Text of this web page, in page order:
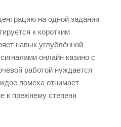
на одной задании
к коротким
навык углублённой
онлайн казино с
работой нуждается
помеха отнимает
к прежнему степени